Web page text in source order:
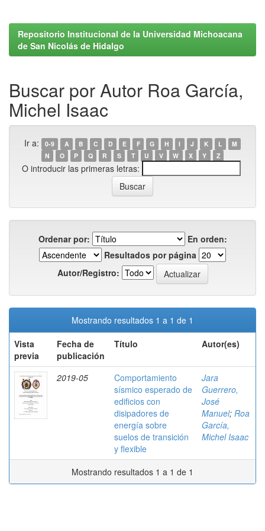
Repositorio Institucional de la Universidad Michoacana
de San Nicolás de Hidalgo
Buscar por Autor Roa García,
Michel Isaac
Ir a: 0-9 A B C D E F G H I J K L
M
N
O P Q R S T U V W X Y Z
O introducir las primeras letras:
Ordenar por:
En orden:
Resultados por página
Autor/Registro:
Mostrando resultados 1 a 1 de 1
Vista
previa
Fecha de
publicación
Título Autor(es)
2019-05
Comportamiento
sísmico esperado de
edificios con
disipadores de
energía sobre
suelos de transición
y flexible
Jara
Guerrero,
José
Manuel; Roa
García,
Michel Isaac
Mostrando resultados 1 a 1 de 1